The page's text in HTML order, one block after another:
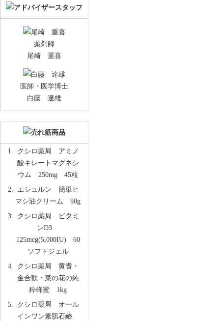
薬剤師
尾崎 重喜
医師・医学博士
白藤 達雄
クシロ薬局 アミノ
酸キレートマグネシ
ウム 250mg 45粒
エシュルン 簡単ヒ
マシ油クリーム 90g
クシロ薬局 ビタミ
ンD3
125mcg(5,000IU) 60
ソフトジェル
クシロ薬局 黄耆・
金合歓・菜の花の純
粋蜂蜜 1kg
クシロ薬局 オール
インワン素肌石鹸